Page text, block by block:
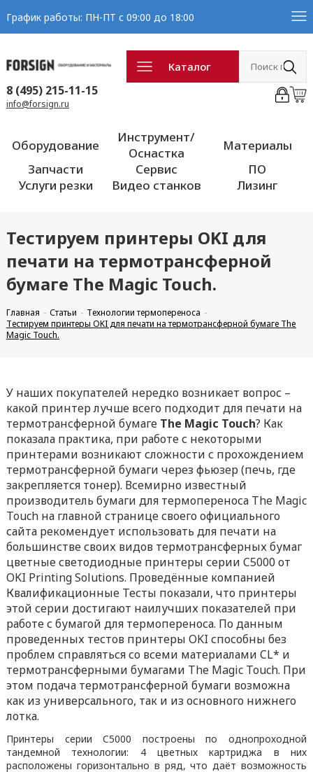
График работы: ПН-ПТ с 09:00 до 18:00
Каталог
8 (495) 215-11-15
info@forsign.ru
Оборудование
Инструмент/
Оснастка
Материалы
Запчасти
Сервис
ПО
Услуги резки
Видео станков Лизинг
Тестируем принтеры OKI для
печати на термотрансферной
бумаге The Magic Touch.
Главная Статьи
Технологии термопереноса
Тестируем принтеры OKI для печати на термотрансферной бумаге The
Magic Touch.
У наших покупателей нередко возникает вопрос –
какой принтер лучше всего подходит для печати на
термотрансферной бумаге The Magic Touch? Как
показала практика, при работе с некоторыми
принтерами возникают сложности с прохождением
термотрансферной бумаги через фьюзер (печь, где
закрепляется тонер). Всемирно известный
производитель бумаги для термопереноса The Magic
Touch на главной странице своего официального
сайта рекомендует использовать для печати на
большинстве своих видов термотрансферных бумаг
цветные светодиодные принтеры серии C5000 от
OKI Printing Solutions. Проведённые компанией
Квалификационные Тесты показали, что принтеры
этой серии достигают наилучших показателей при
работе с бумагой для термопереноса. По данным
проведенных тестов принтеры OKI способны без
проблем справляться со всеми материалами CL* и
термотрансферными бумагами The Magic Touch. При
этом подача термотрансферной бумаги возможна
как из универсального, так и из основного нижнего
лотка.
Принтеры серии C5000 построены по однопроходной
тандемной технологии: 4 цветных картриджа в них
расположены горизонтально в ряд, что даёт возможность